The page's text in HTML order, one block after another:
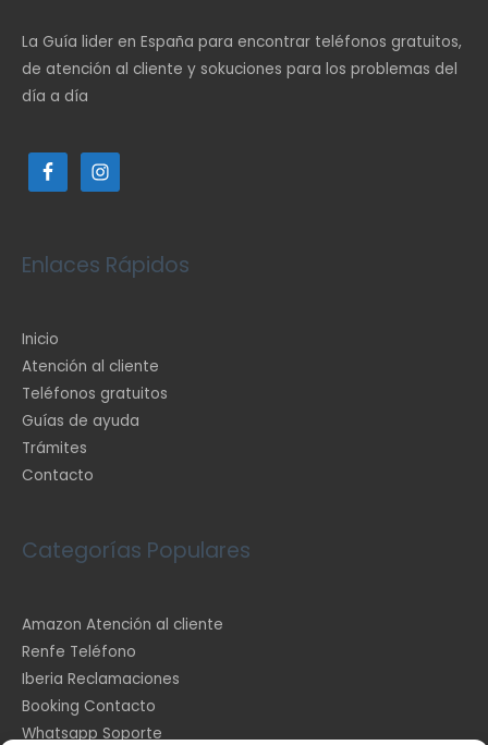
La Guía lider en España para encontrar teléfonos gratuitos,
de atención al cliente y sokuciones para los problemas del
día a día
Enlaces Rápidos
Inicio
Atención al cliente
Teléfonos gratuitos
Guías de ayuda
Trámites
Contacto
Categorías Populares
Amazon Atención al cliente
Renfe Teléfono
Iberia Reclamaciones
Booking Contacto
Whatsapp Soporte